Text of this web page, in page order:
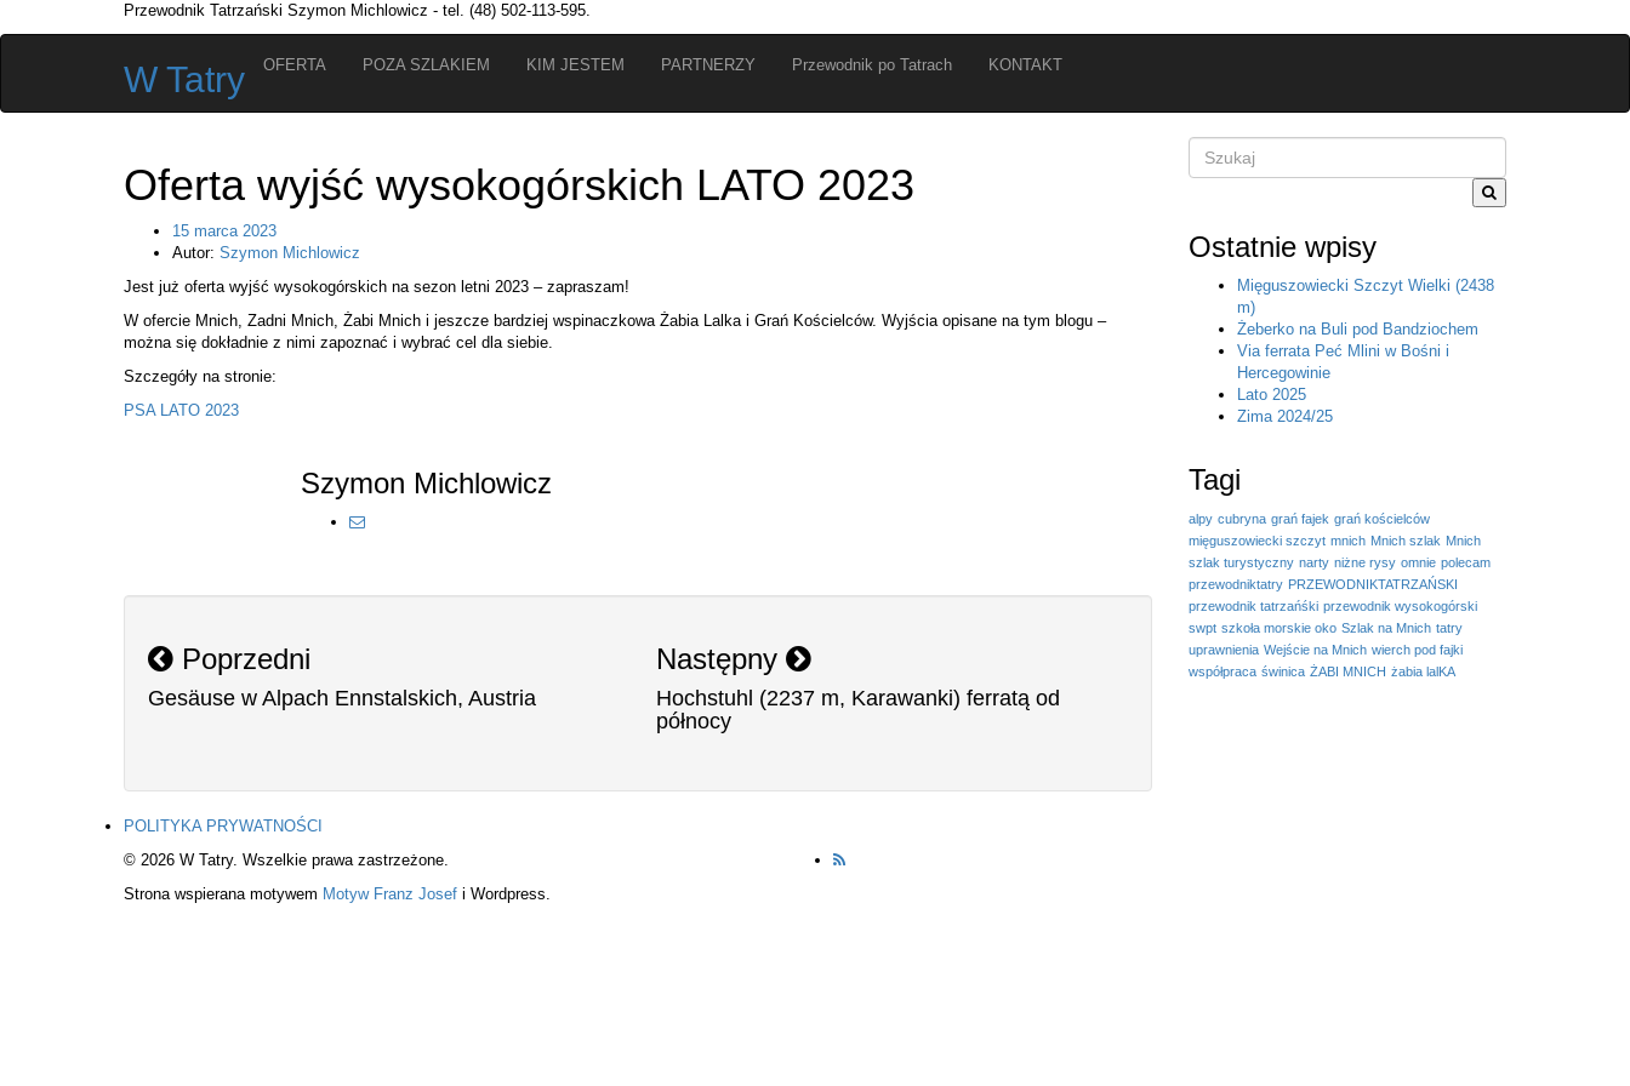
Przewodnik Tatrzański Szymon Michlowicz - tel. (48) 502-113-595.
W Tatry OFERTA POZA SZLAKIEM KIM JESTEM PARTNERZY Przewodnik po Tatrach KONTAKT
Oferta wyjść wysokogórskich LATO 2023
15 marca 2023
Autor: Szymon Michlowicz
Jest już oferta wyjść wysokogórskich na sezon letni 2023 – zapraszam!
W ofercie Mnich, Zadni Mnich, Żabi Mnich i jeszcze bardziej wspinaczkowa Żabia Lalka i Grań Kościelców. Wyjścia opisane na tym blogu –
można się dokładnie z nimi zapoznać i wybrać cel dla siebie.
Szczegóły na stronie:
PSA LATO 2023
Szymon Michlowicz
Poprzedni
Gesäuse w Alpach Ennstalskich, Austria
Następny
Hochstuhl (2237 m, Karawanki) ferratą od
północy
Szukane
słowo
Ostatnie wpisy
Mięguszowiecki Szczyt Wielki (2438
m)
Żeberko na Buli pod Bandziochem
Via ferrata Peć Mlini w Bośni i
Hercegowinie
Lato 2025
Zima 2024/25
Tagi
alpy cubryna grań fajek grań kościelców
mięguszowiecki szczyt mnich Mnich szlak Mnich
szlak turystyczny narty niżne rysy omnie polecam
przewodniktatry PRZEWODNIKTATRZAŃSKI
przewodnik tatrzańśki przewodnik wysokogórski
swpt szkoła morskie oko Szlak na Mnich tatry
uprawnienia Wejście na Mnich wierch pod fajki
współpraca świnica ŻABI MNICH żabia lalKA
POLITYKA PRYWATNOŚCI
© 2026 W Tatry. Wszelkie prawa zastrzeżone.
Strona wspierana motywem Motyw Franz Josef i Wordpress.